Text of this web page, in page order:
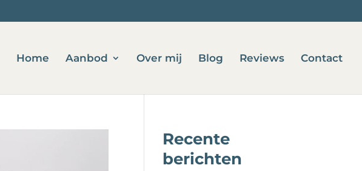
Home Aanbod Over mij Blog Reviews Contact
Recente
berichten